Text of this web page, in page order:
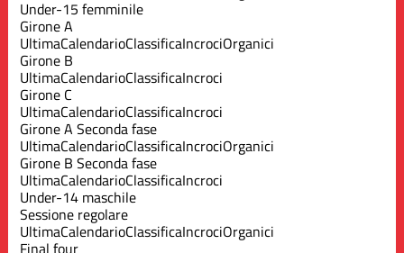
Under-15 femminile
Girone A
UltimaCalendarioClassificaIncrociOrganici
Girone B
UltimaCalendarioClassificaIncroci
Girone C
UltimaCalendarioClassificaIncroci
Girone A Seconda fase
UltimaCalendarioClassificaIncrociOrganici
Girone B Seconda fase
UltimaCalendarioClassificaIncroci
Under-14 maschile
Sessione regolare
UltimaCalendarioClassificaIncrociOrganici
Final four